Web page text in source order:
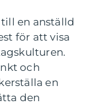
en anställd
för att visa
och
en
den